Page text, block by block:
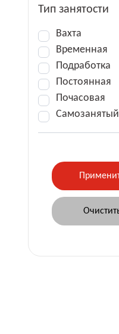
Тип занятости
Вахта
Временная
Подработка
Постоянная
Почасовая
Самозанятый